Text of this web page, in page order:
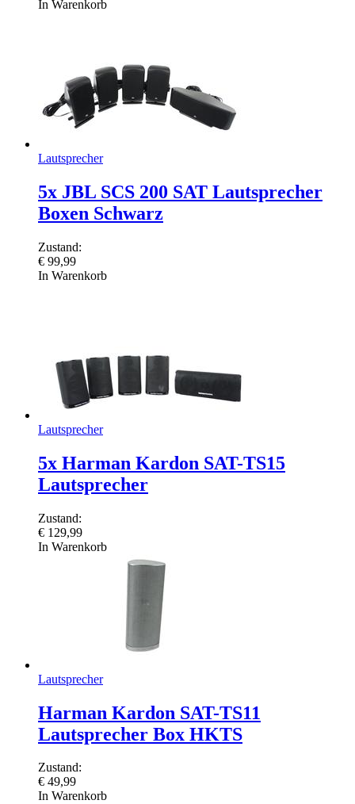
In Warenkorb
Lautsprecher
5x JBL SCS 200 SAT Lautsprecher
Boxen Schwarz
Zustand:
€ 99,99
In Warenkorb
Lautsprecher
5x Harman Kardon SAT-TS15
Lautsprecher
Zustand:
€ 129,99
In Warenkorb
Lautsprecher
Harman Kardon SAT-TS11
Lautsprecher Box HKTS
Zustand:
€ 49,99
In Warenkorb